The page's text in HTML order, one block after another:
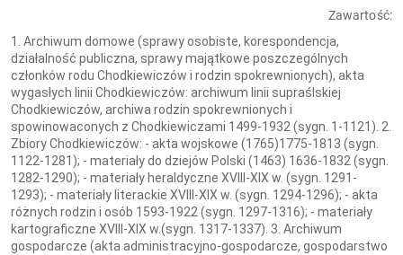
Zawartość:
1. Archiwum domowe (sprawy osobiste, korespondencja,
działalność publiczna, sprawy majątkowe poszczególnych
członków rodu Chodkiewiczów i rodzin spokrewnionych), akta
wygasłych linii Chodkiewiczów: archiwum linii supraślskiej
Chodkiewiczów, archiwa rodzin spokrewnionych i
spowinowaconych z Chodkiewiczami 1499-1932 (sygn. 1-1121). 2.
Zbiory Chodkiewiczów: - akta wojskowe (1765)1775-1813 (sygn.
1122-1281); - materiały do dziejów Polski (1463) 1636-1832 (sygn.
1282-1290); - materiały heraldyczne XVIII-XIX w. (sygn. 1291-
1293); - materiały literackie XVIII-XIX w. (sygn. 1294-1296); - akta
różnych rodzin i osób 1593-1922 (sygn. 1297-1316); - materiały
kartograficzne XVIII-XIX w.(sygn. 1317-1337). 3. Archiwum
gospodarcze (akta administracyjno-gospodarcze, gospodarstwo